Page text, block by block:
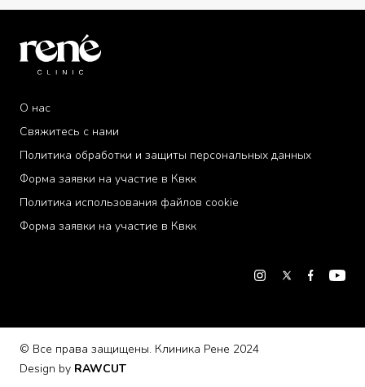
«Некоторые файлы cookie используются на нашем
обслуживание. Вы можете получить подробную
Принять
О нас
Свяжитесь с нами
Политика обработки и защиты персональных данных
Форма заявки на участие в Квкк
Политика использования файлов cookie
Форма заявки на участие в Квкк
© Все права защищены. Клиника Рене 2024
Design by RAWCUT